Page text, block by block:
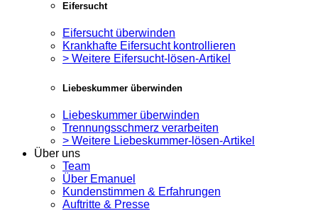
Eifersucht
Eifersucht überwinden
Krankhafte Eifersucht kontrollieren
> Weitere Eifersucht-lösen-Artikel
Liebeskummer überwinden
Liebeskummer überwinden
Trennungsschmerz verarbeiten
> Weitere Liebeskummer-lösen-Artikel
Über uns
Team
Über Emanuel
Kundenstimmen & Erfahrungen
Auftritte & Presse